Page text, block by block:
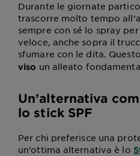
Durante le giornate
trascorre molto tempo
sempre con sé lo spray
veloce, anche sopra il
sfumare con le dita.
viso un alleato
Un’alternativa
lo stick SPF
Per chi preferisce una
un’ottima alternativa è lo